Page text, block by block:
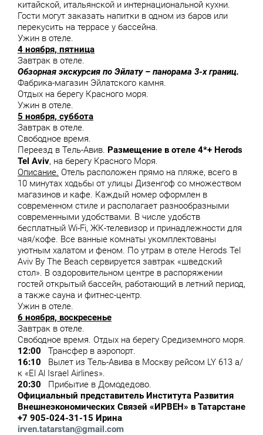
китайской, итальянской и интернациональной кухни.
Гости могут заказать напитки в одном из баров или
перекусить на террасе у бассейна.
Ужин в отеле.
4 ноября, пятница
Завтрак в отеле.
Обзорная экскурсия по Эйлату – панорама 3-х границ.
Фабрика-магазин Эйлатского камня.
Отдых на берегу Красного моря.
Ужин в отеле.
5 ноября, суббота
Завтрак в отеле.
Свободное время.
Переезд в Тель-Авив. Размещение в отеле 4*+ Herods
Tel Aviv, на берегу Красного Моря.
Описание. Отель расположен прямо на пляже, всего в
10 минутах ходьбы от улицы Дизенгоф со множеством
магазинов и кафе. Каждый номер оформлен в
современном стиле и располагает разнообразными
современными удобствами. В числе удобств
бесплатный Wi-Fi, ЖК-телевизор и принадлежности для
чая/кофе. Все ванные комнаты укомплектованы
уютным халатом и феном. По утрам в отеле Herods Tel
Aviv By The Beach сервируется завтрак «шведский
стол». В оздоровительном центре в распоряжении
гостей открытый бассейн, работающий в летний период,
а также сауна и фитнес-центр.
Ужин в отеле.
6 ноября, воскресенье
Завтрак в отеле.
Свободное время. Отдых на берегу Средиземного моря.
12:00 Трансфер в аэропорт.
16:10 Вылет из Тель-Авива в Москву рейсом LY 613 а/
к «El Al Israel Airlines».
20:30 Прибытие в Домодедово.
Официальный представитель Института Развития
Внешнеэкономических Связей «ИРВЕН» в Татарстане
+7 905-024-31-15 Ирина
irven.tatarstan@gmail.com